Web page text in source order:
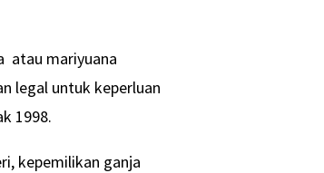
atau mariyuana
legal untuk keperluan
1998.
kepemilikan ganja